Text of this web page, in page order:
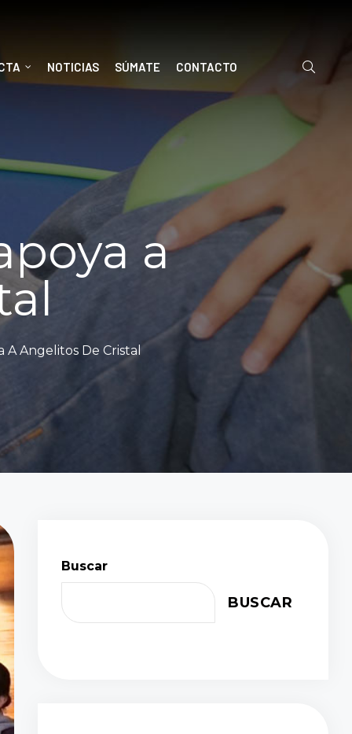
NOTICIAS SÚMATE CONTACTO
a
A Angelitos De Cristal
Buscar
BUSCAR